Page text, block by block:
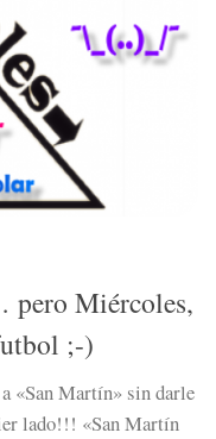
pero Miércoles,
;-)
«San Martín» sin darle
lado!!! «San Martín